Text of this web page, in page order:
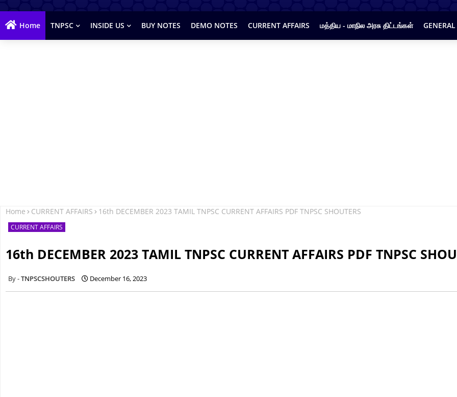
Home TNPSC INSIDE US BUY NOTES DEMO NOTES CURRENT AFFAIRS மத்திய - மாநில அரசு திட்டங்கள்
Home CURRENT AFFAIRS 16th DECEMBER 2023 TAMIL TNPSC CURRENT AFFAIRS PDF TNPSC SHOUTERS
CURRENT AFFAIRS
16th DECEMBER 2023 TAMIL TNPSC CURRENT AFFAIRS PDF TNPSC
TNPSCSHOUTERS December 16, 2023